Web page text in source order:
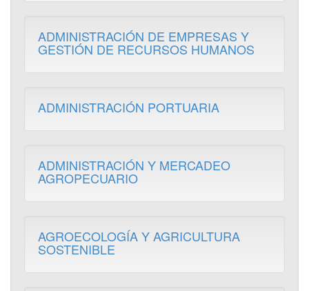
ADMINISTRACIÓN DE EMPRESAS Y
GESTIÓN DE RECURSOS HUMANOS
ADMINISTRACIÓN PORTUARIA
ADMINISTRACIÓN Y MERCADEO
AGROPECUARIO
AGROECOLOGÍA Y AGRICULTURA
SOSTENIBLE